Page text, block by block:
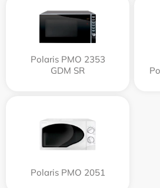
Polaris PMO 2353
GDM SR
Polaris PMO 2051